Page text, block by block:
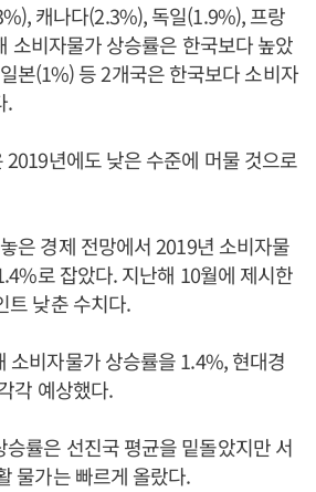
캐나다(2.3%), 독일(1.9%), 프랑
소비자물가 상승률은 한국보다 높았
본(1%) 등 2개국은 한국보다 소비자
.
년에도 낮은 수준에 머물 것으로
은 경제 전망에서 2019년 소비자물
로 잡았다. 지난해 10월에 제시한
트 낮춘 수치다.
소비자물가 상승률을 1.4%, 현대경
각 예상했다.
률은 선진국 평균을 밑돌았지만 서
물가는 빠르게 올랐다.